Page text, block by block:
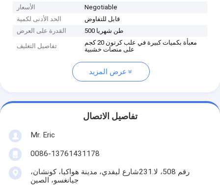
الأسعار
Negotiable
الحد الأدنى لكمية
قابل للتفاوض
القدرة على العرض
500 طن شهريا
تفاصيل التغليف
معبأة بكميات كبيرة في علب كرتون 20 كجم
على منصات خشبية
عرض المزيد
تفاصيل الاتصال
Mr. Eric
0086-13761431178
رقم 508، لا.231شارع ليفدي، مدينة هواكيا، كونشان،
جيانغسو، الصين